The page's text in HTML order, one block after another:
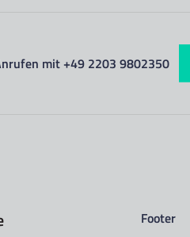
mit +49 2203 9802350
Footer